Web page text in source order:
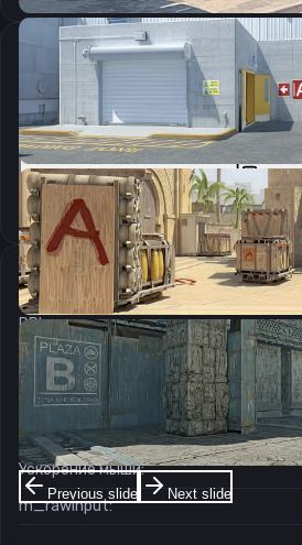
Previous slide Next slide
Параметры запуска
Скопировать
Настройки мыши
DPI:
Чувствительность мыши в игре:
Чувствительность мыши в зуме:
Чувствительность мыши в Windows:
Ускорение мыши:
m_rawinput: